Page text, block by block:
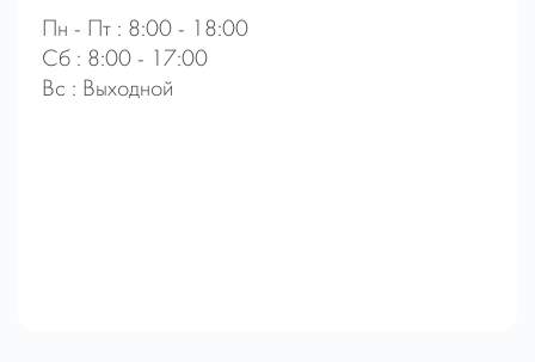
Пн - Пт : 8:00 - 18:00
Сб : 8:00 - 17:00
Вс : Выходной